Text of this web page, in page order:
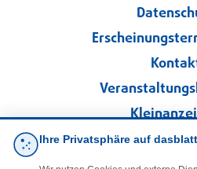
Ihre Privatsphäre auf